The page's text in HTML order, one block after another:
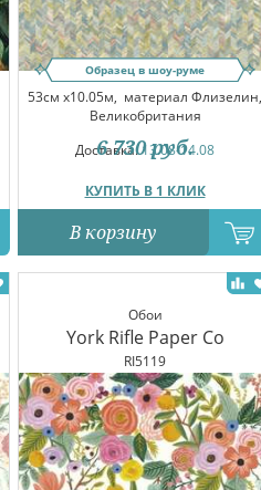
Образец в шоу-руме
53см x10.05м, материал Флизелин,
Великобритания
Доставка:13.08-14.08
КУПИТЬ В 1 КЛИК
6 730 руб.
В корзину
Обои
York Rifle Paper Co
RI5119